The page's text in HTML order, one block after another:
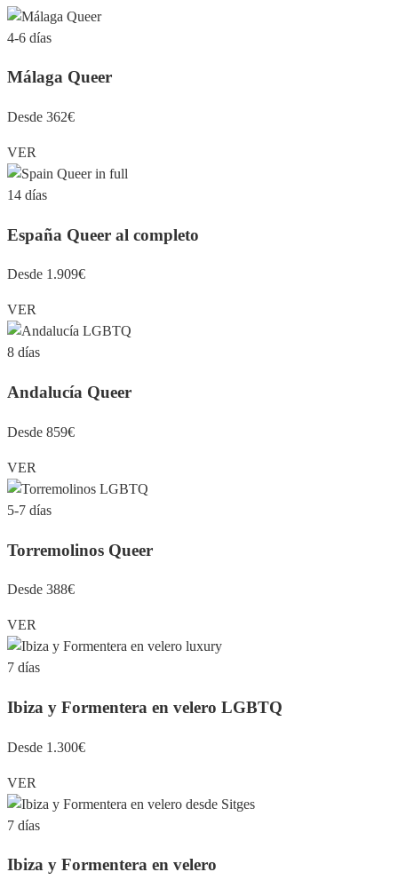
4-6 días
Málaga Queer
Desde 362€
VER
14 días
España Queer al completo
Desde 1.909€
VER
8 días
Andalucía Queer
Desde 859€
VER
5-7 días
Torremolinos Queer
Desde 388€
VER
7 días
Ibiza y Formentera en velero LGBTQ
Desde 1.300€
VER
7 días
Ibiza y Formentera en velero